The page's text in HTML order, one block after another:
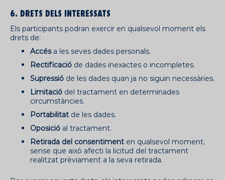
6. DRETS DELS INTERESSATS
Els participants podran exercir en qualsevol moment els
drets de:
Accésa les seves dades personals.
Rectificació de dades inexactes o incompletes.
Supressió de les dades quan ja no siguin necessàries.
Limitació del tractament en determinades
circumstàncies.
Portabilitat de les dades.
Oposició al tractament.
Retirada del consentiment en qualsevol moment,
sense que això afecti la licitud del tractament
realitzat prèviament a la seva retirada.